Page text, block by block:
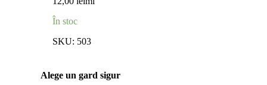
În stoc
SKU: 503
Alege un gard sigur